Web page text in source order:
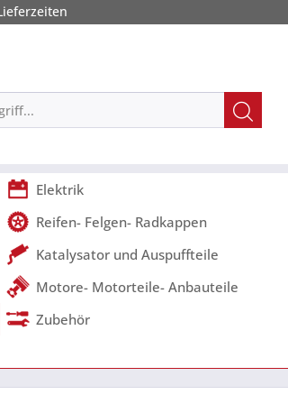
Elektrik
Reifen- Felgen- Radkappen
Katalysator und Auspuffteile
Motore- Motorteile- Anbauteile
Zubehör